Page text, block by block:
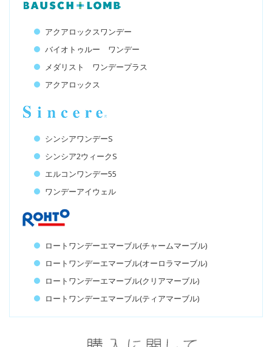
アクアロックスワンデー
バイオトゥルー ワンデー
メダリスト ワンデープラス
アクアロックス
シンシアワンデーS
シンシア2ウィークS
エルコンワンデー55
ワンデーアイウェル
ロートワンデーエマーブル(チャームマーブル)
ロートワンデーエマーブル(オーロラマーブル)
ロートワンデーエマーブル(クリアマーブル)
ロートワンデーエマーブル(ティアマーブル)